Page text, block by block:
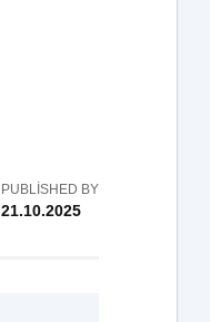
PUBLISHED BY
21.10.2025